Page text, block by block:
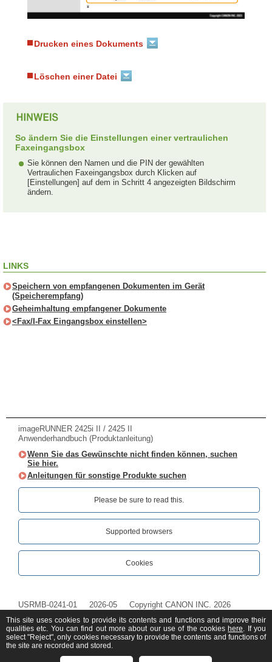
Drucken eines Dokuments
Löschen einer Datei
So ändern Sie die Einstellungen einer vertraulichen
Faxeingangsbox
Sie können den Namen und die PIN der gewählten
Vertraulichen Faxeingangsbox durch Klicken auf
[Einstellungen] auf dem in Schritt 4 angezeigten Bildschirm
ändern.
LINKS
Speichern von empfangenen Dokumenten im Gerät
(Speicherempfang)
Geheimhaltung empfangener Dokumente
<Fax/I-Fax Eingangsbox einstellen>
imageRUNNER 2425i II / 2425 II
Anwenderhandbuch (Produktanleitung)
Wenn Sie das Gewünschte nicht finden können, suchen
Sie hier.
Anleitungen für sonstige Produkte suchen
Please be sure to read this.‎
Supported browsers
Cookies
USRMB-0241-01 2026-05 Copyright CANON INC. 2026
This site uses cookies to provide its contents and functions and improve their
qualities etc. You can find out more about our use of the cookies here. If you
select "Reject", only cookies necessary to provide the contents and functions of
the site are recorded and stored.